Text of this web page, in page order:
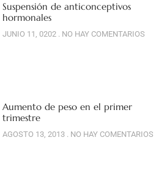
Suspensión de anticonceptivos
hormonales
JUNIO 11, 0202 NO HAY COMENTARIOS
Aumento de peso en el primer
trimestre
AGOSTO 13, 2013 NO HAY COMENTARIOS